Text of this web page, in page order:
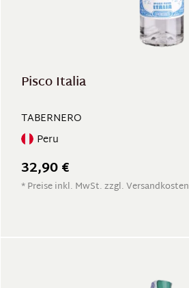
Pisco Italia
TABERNERO
Peru
32,90 €
* Preise inkl. MwSt. zzgl. Versandkosten